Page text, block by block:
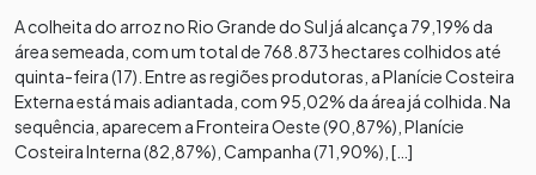
A colheita do arroz no Rio Grande do Sul já alcança 79,19% da
área semeada, com um total de 768.873 hectares colhidos até
quinta-feira (17). Entre as regiões produtoras, a Planície Costeira
Externa está mais adiantada, com 95,02% da área já colhida. Na
sequência, aparecem a Fronteira Oeste (90,87%), Planície
Costeira Interna (82,87%), Campanha (71,90%), […]